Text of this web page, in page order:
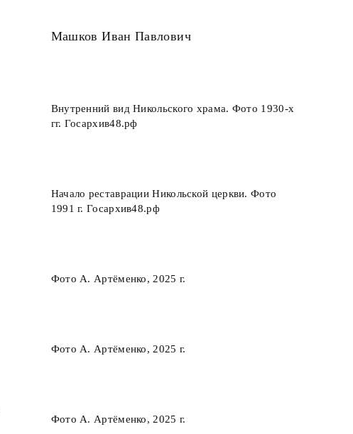
Машков Иван Павлович
Внутренний вид Никольского храма. Фото 1930-х
гг. Госархив48.рф
Начало реставрации Никольской церкви. Фото
1991 г. Госархив48.рф
Фото А. Артёменко, 2025 г.
Фото А. Артёменко, 2025 г.
Фото А. Артёменко, 2025 г.